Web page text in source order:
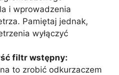
i wprowadzenia
Pamiętaj jednak,
wyłączyć
filtr wstępny:
to zrobić odkurzaczem